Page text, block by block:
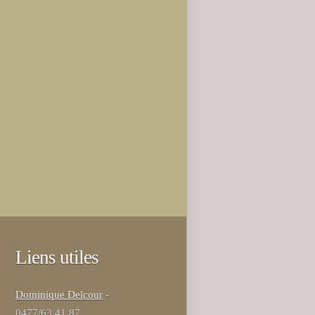
Liens utiles
Dominique Delcour -
0477/63.41.87